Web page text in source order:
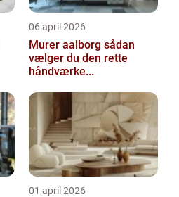
06 april 2026
Murer aalborg sådan
vælger du den rette
håndværke...
01 april 2026